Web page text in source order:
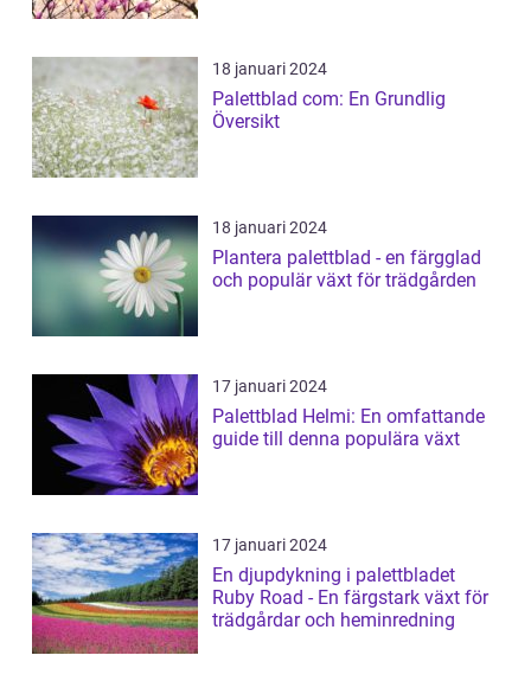
18 januari 2024
Palettblad com: En Grundlig
Översikt
18 januari 2024
Plantera palettblad - en färgglad
och populär växt för trädgården
17 januari 2024
Palettblad Helmi: En omfattande
guide till denna populära växt
17 januari 2024
En djupdykning i palettbladet
Ruby Road - En färgstark växt för
trädgårdar och heminredning